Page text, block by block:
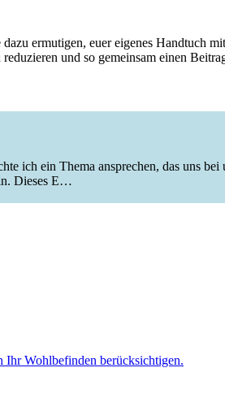
ermutigen, euer eigenes Handtuch
und so gemeinsam einen
ich ein Thema ansprechen, das uns
Dieses E…
Ihr Wohlbefinden berücksichtigen.